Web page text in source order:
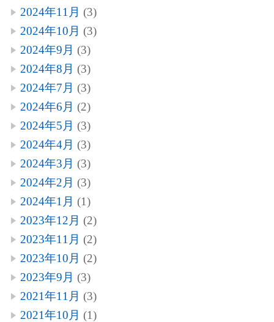
2024年11月 (3)
2024年10月 (3)
2024年9月 (3)
2024年8月 (3)
2024年7月 (3)
2024年6月 (2)
2024年5月 (3)
2024年4月 (3)
2024年3月 (3)
2024年2月 (3)
2024年1月 (1)
2023年12月 (2)
2023年11月 (2)
2023年10月 (2)
2023年9月 (3)
2021年11月 (3)
2021年10月 (1)